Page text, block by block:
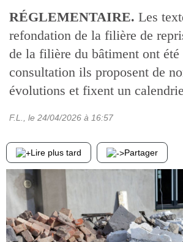
RÉGLEMENTAIRE. Les
refondation de la filière de
de la filière du bâtiment ont été
consultation ils proposent de
évolutions et fixent un
F.L. , le 24/04/2026 à 16:57
Lire plus tard Partager